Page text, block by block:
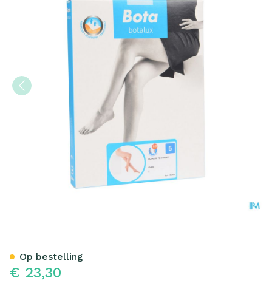
€ 23,30
Op bestelling